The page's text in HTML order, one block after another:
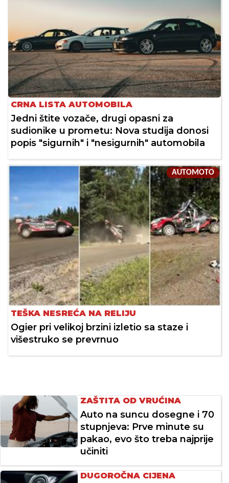
CRNA LISTA AUTOMOBILA
Jedni štite vozače, drugi opasni za
sudionike u prometu: Nova studija donosi
popis "sigurnih" i "nesigurnih" automobila
AUTOMOTO
TEŠKA NESREĆA NA RELIJU
Ogier pri velikoj brzini izletio sa staze i
višestruko se prevrnuo
ZAŠTITA OD VRUĆINA
Auto na suncu dosegne i 70
stupnjeva: Prve minute su
pakao, evo što treba najprije
učiniti
DUGOROČNA CIJENA